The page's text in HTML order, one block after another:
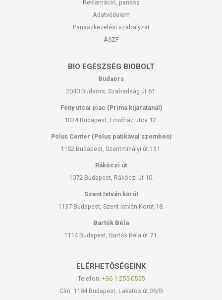
Reklamáció, panasz
Adatvédelem
Panaszkezelési szabályzat
ÁSZF
BIO EGÉSZSÉG BIOBOLT
Budaörs
2040 Budaörs, Szabadság út 61.
Fény utcai piac (Príma kijáratánál)
1024 Budapest, Lövőház utca 12.
Pólus Center (Pólus patikával szemben)
1152 Budapest, Szentmihályi út 131.
Rákóczi út
1072 Budapest, Rákóczi út 10.
Szent István körút
1137 Budapest, Szent István Körút 18.
Bartók Béla
1114 Budapest, Bartók Béla út 71.
ELÉRHETŐSÉGEINK
Telefon: +36-1-255-0555
Cím: 1184 Budapest, Lakatos út 36/B